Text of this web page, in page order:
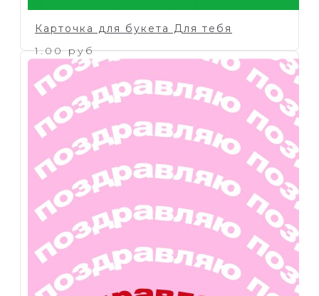
Карточка для букета Для тебя
1.00 руб